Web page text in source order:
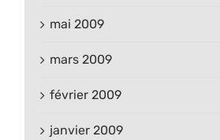
mai 2009
mars 2009
février 2009
janvier 2009